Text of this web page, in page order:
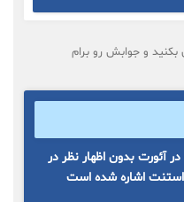
بکنید و جوابش رو برام
بدون اظهار نظر در
استنت اشاره شده است